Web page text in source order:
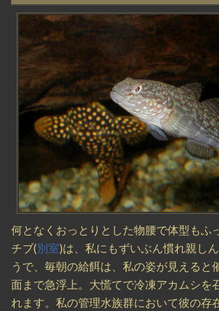
何となくおっとりとした物腰で体型もふ
チブ(別室)は、私にもずいぶん慣れ親し
うで、毎朝の給餌は、私の姿が見えると
面まで急浮上。大慌てで冷凍アカムシを
れます。私の管理水族群において彼の存